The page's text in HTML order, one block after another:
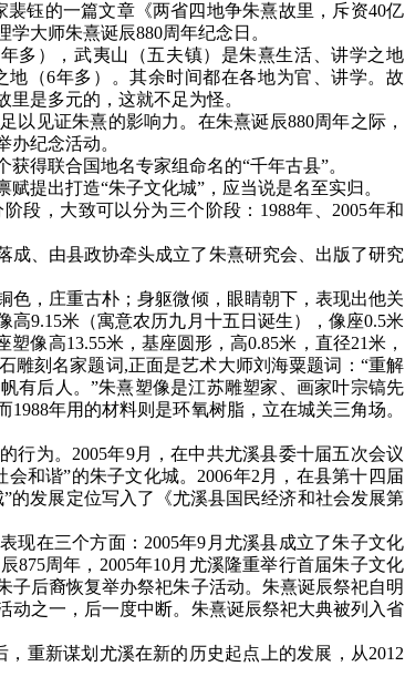
钰的一篇文章《两省四地争朱熹故里，斥资40亿
大师朱熹诞辰880周年纪念日。
多），武夷山（五夫镇）是朱熹生活、讲学之地
地（6年多）。其余时间都在各地为官、讲学。故
是多元的，这就不足为怪。
以见证朱熹的影响力。在朱熹诞辰880周年之际，
纪念活动。
得联合国地名专家组命名的“千年古县”。
提出打造“朱子文化城”，应当说是名至实归。
段，大致可以分为三个阶段：1988年、2005年和
成、由县政协牵头成立了朱熹研究会、出版了研究
色，庄重古朴；身躯微倾，眼睛朝下，表现出他关
9.15米（寓意农历九月十五日诞生），像座0.5米
像高13.55米，基座圆形，高0.85米，直径21米，
雕刻名家题词,正面是艺术大师刘海粟题词：“重解
有后人。”朱熹塑像是江苏雕塑家、画家叶宗镐先
年用的材料则是环氧树脂，立在城关三角场。
行为。2005年9月，在中共尤溪县委十届五次会议
和谐”的朱子文化城。2006年2月，在县第十四届
的发展定位写入了《尤溪县国民经济和社会发展第
现在三个方面：2005年9月尤溪县成立了朱子文化
875周年，2005年10月尤溪隆重举行首届朱子文化
子后裔恢复举办祭祀朱子活动。朱熹诞辰祭祀自明
动之一，后一度中断。朱熹诞辰祭祀大典被列入省
重新谋划尤溪在新的历史起点上的发展，从2012